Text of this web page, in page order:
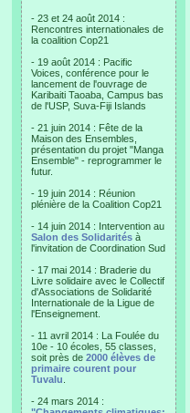
- 23 et 24 août 2014 :
Rencontres internationales de
la coalition Cop21
- 19 août 2014 : Pacific
Voices, conférence pour le
lancement de l'ouvrage de
Karibaiti Taoaba, Campus bas
de l'USP, Suva-Fiji Islands
- 21 juin 2014 : Fête de la
Maison des Ensembles,
présentation du projet "Manga
Ensemble" - reprogrammer le
futur.
- 19 juin 2014 : Réunion
plénière de la Coalition Cop21
- 14 juin 2014 : Intervention au
Salon des Solidarités à
l'invitation de Coordination Sud
- 17 mai 2014 : Braderie du
Livre solidaire avec le Collectif
d'Associations de Solidarité
Internationale de la Ligue de
l'Enseignement.
- 11 avril 2014 : La Foulée du
10e - 10 écoles, 55 classes,
soit près de 2000 élèves de
primaire courent pour
Tuvalu
- 24 mars 2014 :